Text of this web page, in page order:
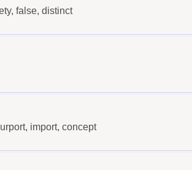
false, distinct
import, concept